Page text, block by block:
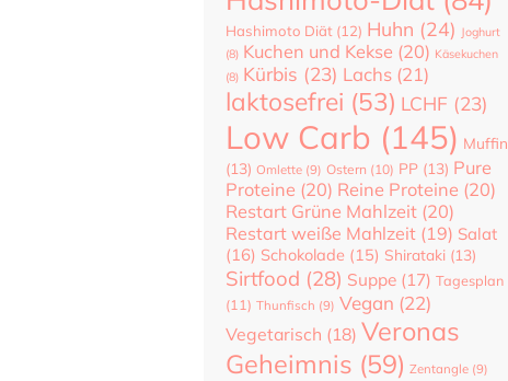
Hashimoto Diät (12) Huhn (24) Joghurt
(8) Kuchen und Kekse (20) Käsekuchen
(8) Kürbis (23) Lachs (21)
laktosefrei (53) LCHF (23)
Low Carb (145) Muffin
(13) Omlette (9) Ostern (10) PP (13) Pure
Proteine (20) Reine Proteine (20)
Restart Grüne Mahlzeit (20)
Restart weiße Mahlzeit (19) Salat
(16) Schokolade (15) Shirataki (13)
Sirtfood (28) Suppe (17) Tagesplan
(11) Thunfisch (9) Vegan (22)
Vegetarisch (18) Veronas
Geheimnis (59) Zentangle (9)